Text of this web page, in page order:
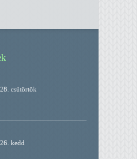
csütörtök
kedd